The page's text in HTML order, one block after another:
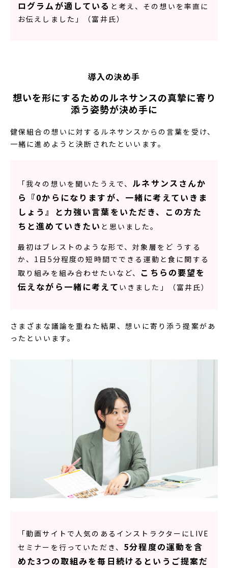
ログラムが適している と考え、その想いを率直に
お伝えしました」（富井氏）
導入の決め手
想いを形にするためのルネサンスの真摯に寄り
添う姿勢が決め手に
健保組合の想いに対するルネサンスからの言葉を受け、
一緒に進めようと決断されたといいます。
「我々の想いを聞いたうえで、 ルネサンスさんか
ら『0からになりますが、一緒に考えていきま
しょう』と力強い言葉をいただき、この方た
ちと進めていきたい と思いました。
最初はブレストのような形で、対象層をど うする
か、1日5分程度の短時間でできる運動と食に関する
取り組みを組み合わせたいなど、 こちらの要望を
伝えながら一緒に考えて いきました」（富井氏）
さまざまな議論を重ねた結果、想いに寄り添う提案があ
ったといいます。
「動画サイトで人気のあるインストラクターにLIVE
セミナーを行っていただき、 5分程度の運動を含
めた3つの取組みを毎日続けるというご提案だ